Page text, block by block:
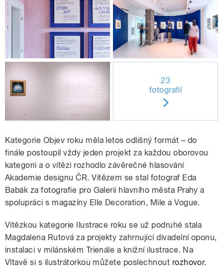
23
fotografií
Kategorie Objev roku měla letos odlišný formát – do
finále postoupil vždy jeden projekt za každou oborovou
kategorii a o vítězi rozhodlo závěrečné hlasování
Akademie designu ČR. Vítězem se stal fotograf Eda
Babák za fotografie pro Galerii hlavního města Prahy a
spolupráci s magazíny Elle Decoration, Mile a Vogue.
Vítězkou kategorie Ilustrace roku se už podruhé stala
Magdalena Rutová za projekty zahrnující divadelní oponu,
instalaci v milánském Trienále a knižní ilustrace. Na
Vltavě si s ilustrátorkou můžete poslechnout rozhovor.